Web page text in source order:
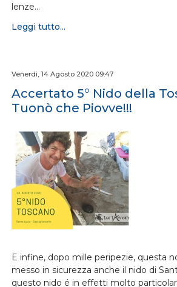
lenze…
Leggi tutto...
Venerdì, 14 Agosto 2020 09:47
Accertato 5° Nido della
Tuonò che Piovve!!!
E infine, dopo mille peripezie, questa
messo in sicurezza anche il nido di
questo nido é in effetti molto